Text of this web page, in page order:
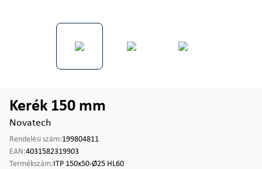
Kerék 150 mm
Novatech
Rendelési szám:199804811
EAN:4031582319903
Termékszám:ITP 150x50-Ø25 HL60